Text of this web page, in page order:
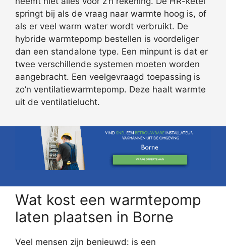
springt bij als de vraag naar warmte hoog is, of
als er veel warm water wordt verbruikt. De
hybride warmtepomp bestellen is voordeliger
dan een standalone type. Een minpunt is dat er
twee verschillende systemen moeten worden
aangebracht. Een veelgevraagd toepassing is
zo’n ventilatiewarmtepomp. Deze haalt warmte
uit de ventilatielucht.
Wat kost een warmtepomp
laten plaatsen in Borne
Veel mensen zijn benieuwd: is een